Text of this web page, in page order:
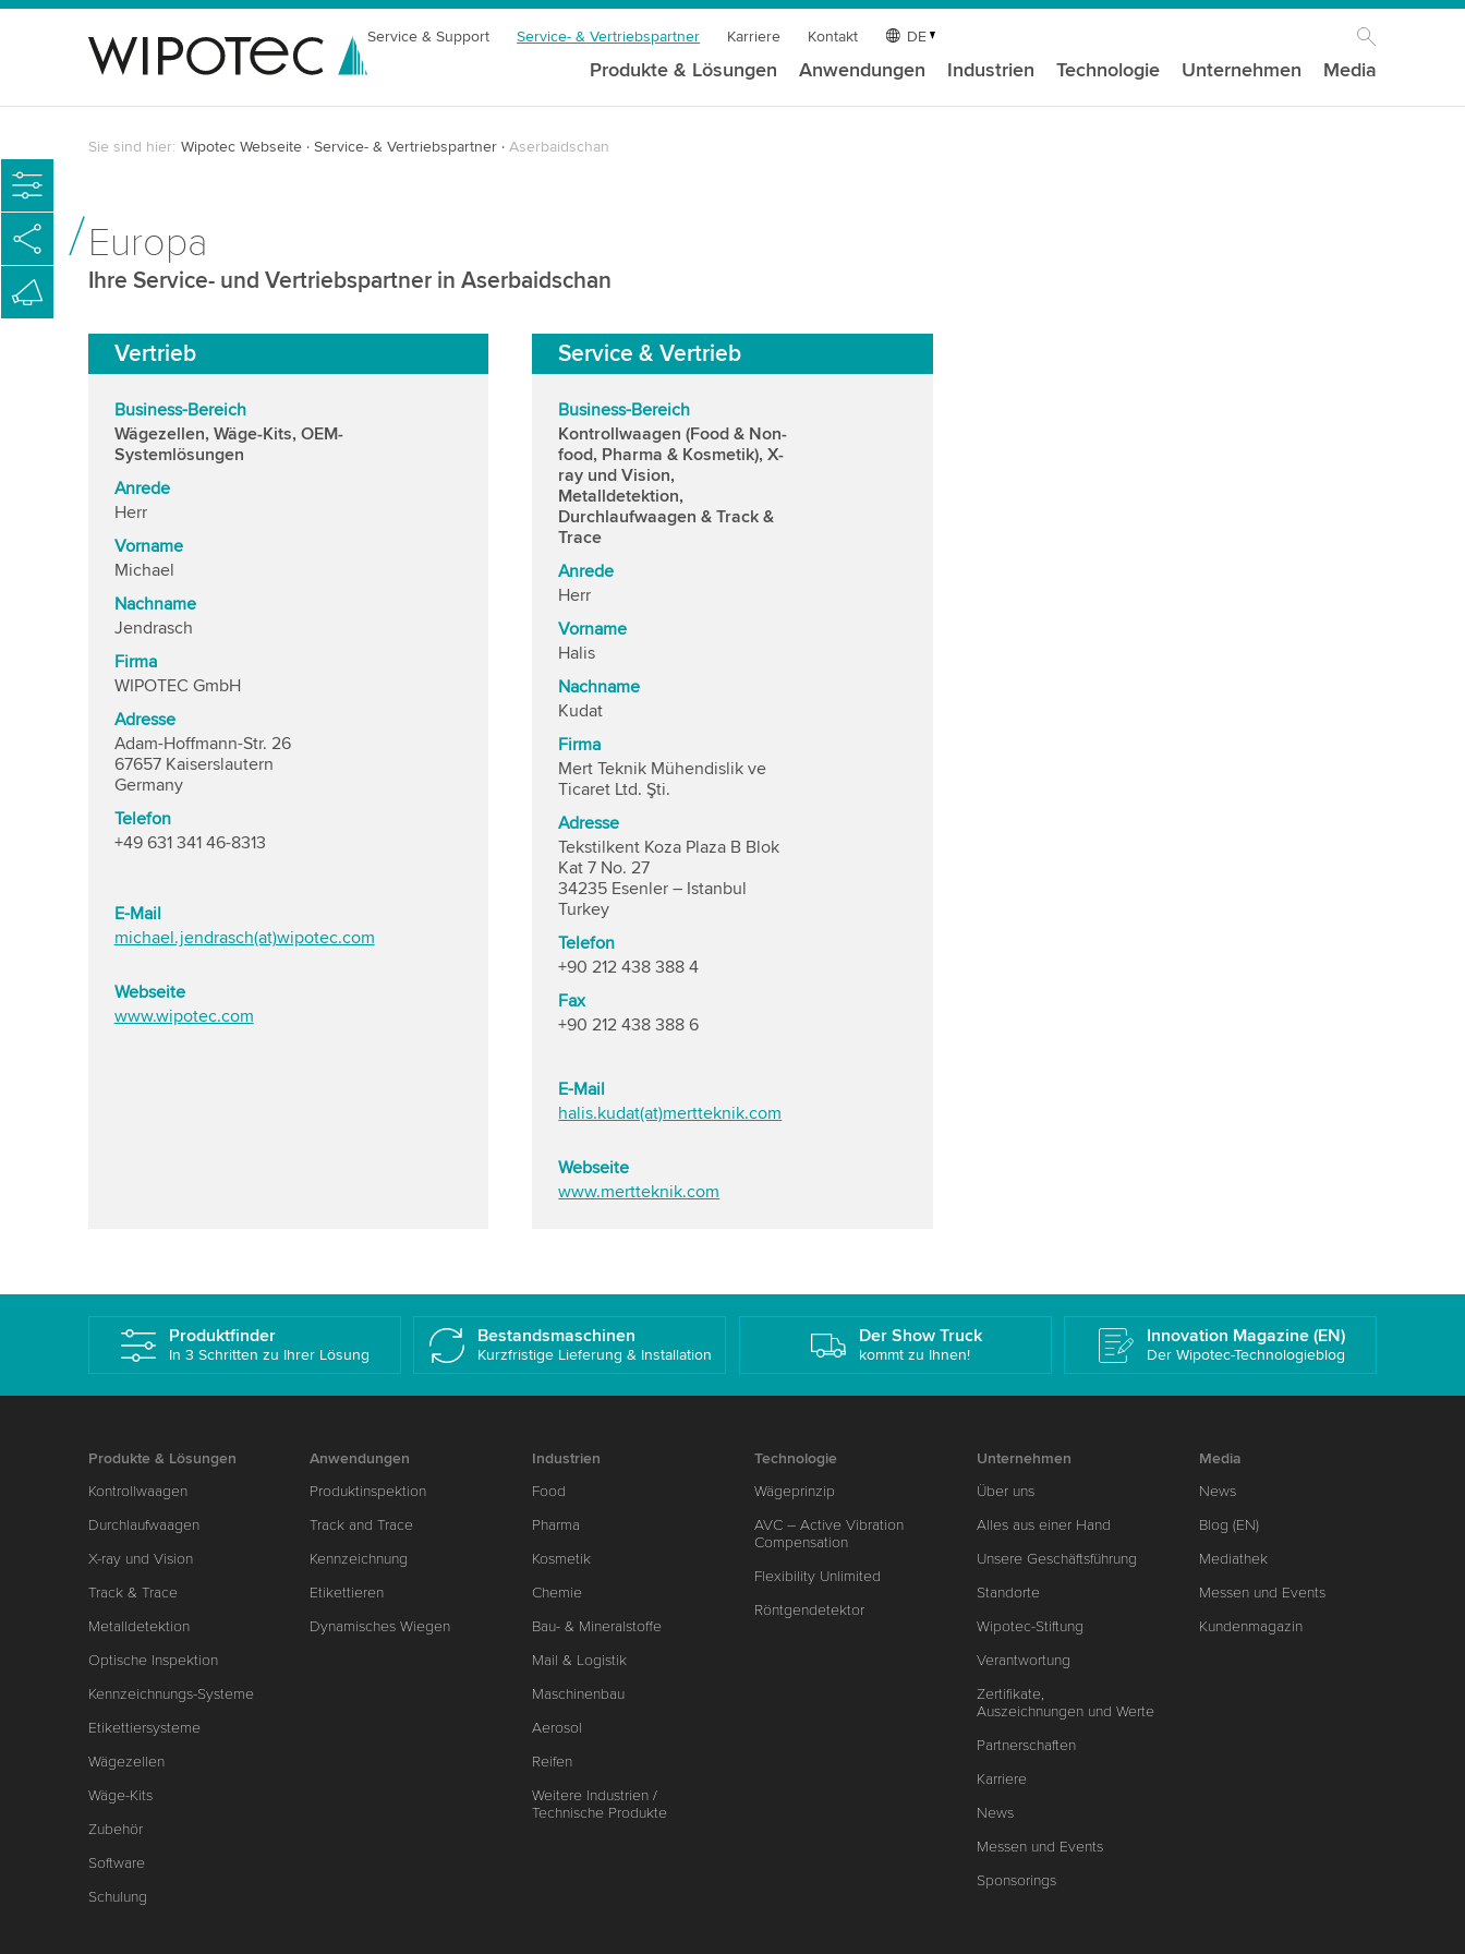
Service & Support Service- & Vertriebspartner Karriere Kontakt DE
Produkte & Lösungen Anwendungen Industrien Technologie Unternehmen Media
Sie sind hier: Wipotec Webseite Service- & Vertriebspartner Aserbaidschan
Europa
Ihre Service- und Vertriebspartner in Aserbaidschan
Vertrieb
Business-Bereich
Wägezellen, Wäge-Kits, OEM-
Systemlösungen
Anrede
Herr
Vorname
Michael
Nachname
Jendrasch
Firma
WIPOTEC GmbH
Adresse
Adam-Hoffmann-Str. 26
67657 Kaiserslautern
Germany
Telefon
+49 631 341 46-8313
E-Mail
michael.jendrasch(at)wipotec.com
Webseite
www.wipotec.com
Service & Vertrieb
Business-Bereich
Kontrollwaagen (Food & Non-
food, Pharma & Kosmetik), X-
ray und Vision,
Metalldetektion,
Durchlaufwaagen & Track &
Trace
Anrede
Herr
Vorname
Halis
Nachname
Kudat
Firma
Mert Teknik Mühendislik ve
Ticaret Ltd. Şti.
Adresse
Tekstilkent Koza Plaza B Blok
Kat 7 No. 27
34235 Esenler – Istanbul
Turkey
Telefon
+90 212 438 388 4
Fax
+90 212 438 388 6
E-Mail
halis.kudat(at)mertteknik.com
Webseite
www.mertteknik.com
Produktfinder
In 3 Schritten zu Ihrer Lösung
Bestandsmaschinen
Kurzfristige Lieferung & Installation
Der Show Truck
kommt zu Ihnen!
Innovation Magazine (EN)
Der Wipotec-Technologieblog
Produkte & Lösungen
Kontrollwaagen
Durchlaufwaagen
X-ray und Vision
Track & Trace
Metalldetektion
Optische Inspektion
Kennzeichnungs-Systeme
Etikettiersysteme
Wägezellen
Wäge-Kits
Zubehör
Software
Schulung
Anwendungen
Produktinspektion
Track and Trace
Kennzeichnung
Etikettieren
Dynamisches Wiegen
Industrien
Food
Pharma
Kosmetik
Chemie
Bau- & Mineralstoffe
Mail & Logistik
Maschinenbau
Aerosol
Reifen
Weitere Industrien /
Technische Produkte
Technologie
Wägeprinzip
AVC – Active Vibration
Compensation
Flexibility Unlimited
Röntgendetektor
Unternehmen
Über uns
Alles aus einer Hand
Unsere Geschäftsführung
Standorte
Wipotec-Stiftung
Verantwortung
Zertifikate,
Auszeichnungen und Werte
Partnerschaften
Karriere
News
Messen und Events
Sponsorings
Media
News
Blog (EN)
Mediathek
Messen und Events
Kundenmagazin